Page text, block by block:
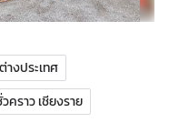
างประเทศ
คราว เชียงราย